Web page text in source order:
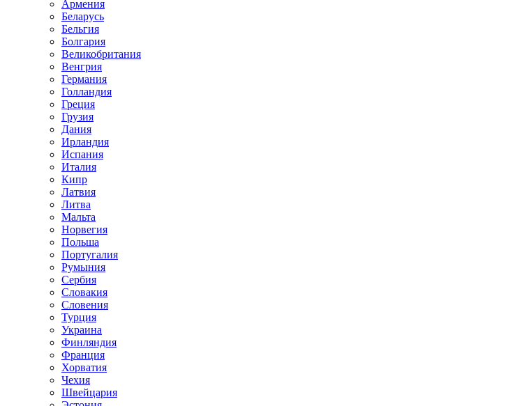
Армения
Беларусь
Бельгия
Болгария
Великобритания
Венгрия
Германия
Голландия
Греция
Грузия
Дания
Ирландия
Испания
Италия
Кипр
Латвия
Литва
Мальта
Норвегия
Польша
Португалия
Румыния
Сербия
Словакия
Словения
Турция
Украина
Финляндия
Франция
Хорватия
Чехия
Швейцария